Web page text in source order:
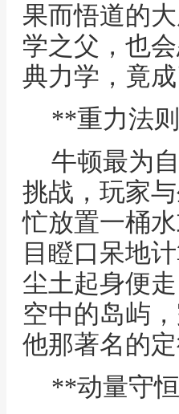
果而悟道的
学之父，也
典力学，竟
**重力法
牛顿最为
挑战，玩家
忙放置一桶
目瞪口呆地
尘土起身便
空中的岛屿
他那著名的
**动量守